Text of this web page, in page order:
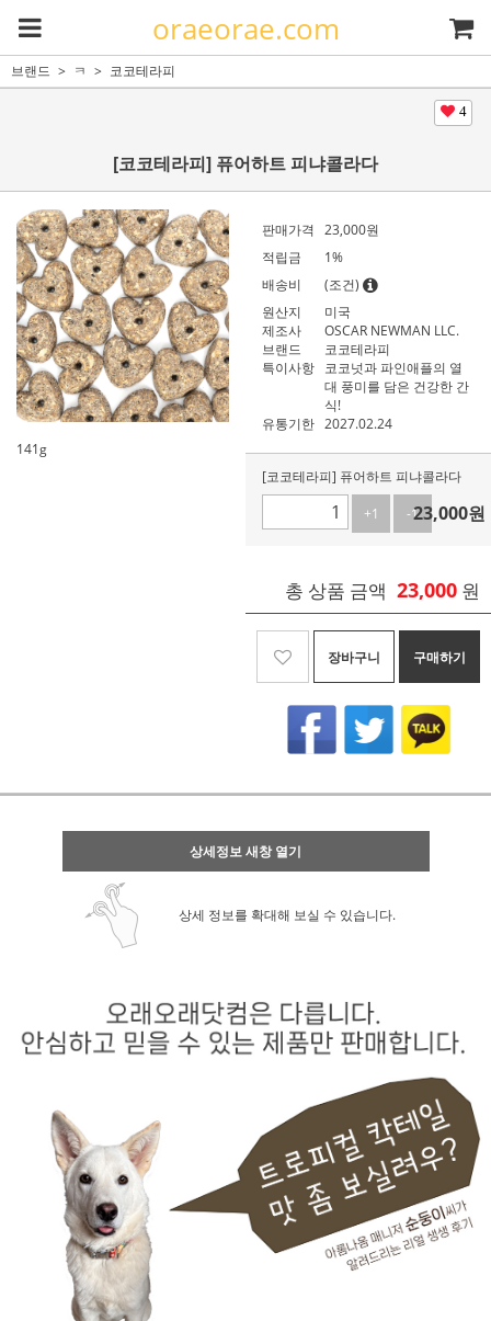
oraeorae.com
브랜드 ㅋ 코코테라피
4
[코코테라피] 퓨어하트 피냐콜라다
141g
판매가격 23,000원
적립금
1%
배송비
(조건)
원산지
미국
제조사
OSCAR NEWMAN LLC.
브랜드
코코테라피
특이사항 코코넛과 파인애플의 열
대 풍미를 담은 건강한 간
식!
유통기한 2027.02.24
[코코테라피] 퓨어하트 피냐콜라다
+1
-123,000원
총 상품 금액 23,000 원
장바구니 구매하기
상세정보 새창 열기
상세 정보를 확대해 보실 수 있습니다.